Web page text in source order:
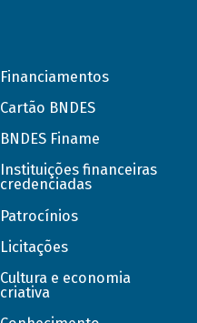
Financiamentos
Cartão BNDES
BNDES Finame
Instituições financeiras
credenciadas
Patrocínios
Licitações
Cultura e economia
criativa